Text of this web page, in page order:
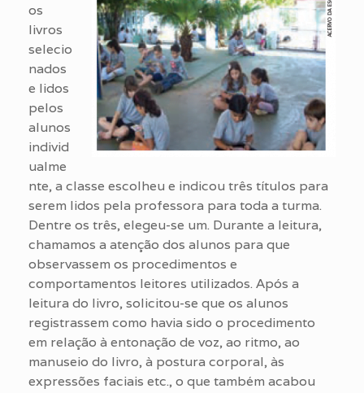
os
livros
selecio
nados
e lidos
pelos
alunos
individ
ualme
nte, a classe escolheu e indicou três títulos para
serem lidos pela professora para toda a turma.
Dentre os três, elegeu-se um. Durante a leitura,
chamamos a atenção dos alunos para que
observassem os procedimentos e
comportamentos leitores utilizados. Após a
leitura do livro, solicitou-se que os alunos
registrassem como havia sido o procedimento
em relação à entonação de voz, ao ritmo, ao
manuseio do livro, à postura corporal, às
expressões faciais etc., o que também acabou